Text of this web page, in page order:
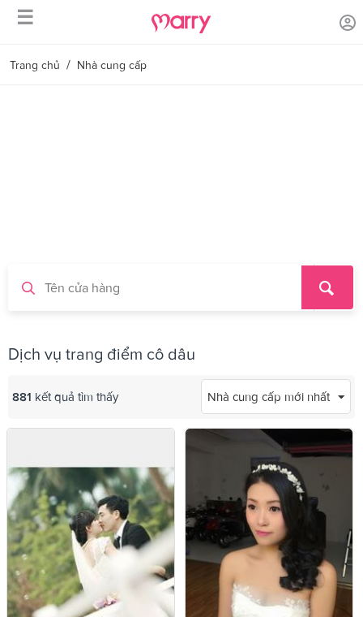
☰
Trang chủ / Nhà cung cấp
Dịch vụ trang điểm cô dâu
Nhà cung cấp mới nhất
881 kết quả tìm thấy